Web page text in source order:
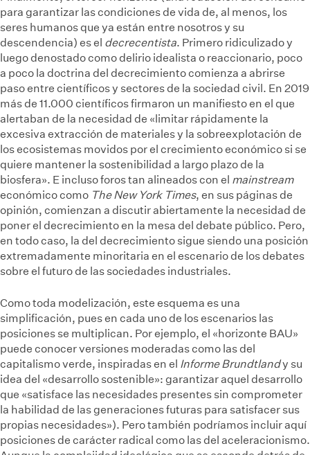
para garantizar las condiciones de vida de, al menos, los
seres humanos que ya están entre nosotros y su
descendencia) es el decrecentista. Primero ridiculizado y
luego denostado como delirio idealista o reaccionario, poco
a poco la doctrina del decrecimiento comienza a abrirse
paso entre científicos y sectores de la sociedad civil. En 2019
más de 11.000 científicos firmaron un manifiesto en el que
alertaban de la necesidad de «limitar rápidamente la
excesiva extracción de materiales y la sobreexplotación de
los ecosistemas movidos por el crecimiento económico si se
quiere mantener la sostenibilidad a largo plazo de la
biosfera». E incluso foros tan alineados con el mainstream
económico como The New York Times, en sus páginas de
opinión, comienzan a discutir abiertamente la necesidad de
poner el decrecimiento en la mesa del debate público. Pero,
en todo caso, la del decrecimiento sigue siendo una posición
extremadamente minoritaria en el escenario de los debates
sobre el futuro de las sociedades industriales.
Como toda modelización, este esquema es una
simplificación, pues en cada uno de los escenarios las
posiciones se multiplican. Por ejemplo, el «horizonte BAU»
puede conocer versiones moderadas como las del
capitalismo verde, inspiradas en el Informe Brundtlandy su
idea del «desarrollo sostenible»: garantizar aquel desarrollo
que «satisface las necesidades presentes sin comprometer
la habilidad de las generaciones futuras para satisfacer sus
propias necesidades»). Pero también podríamos incluir aquí
posiciones de carácter radical como las del aceleracionismo.